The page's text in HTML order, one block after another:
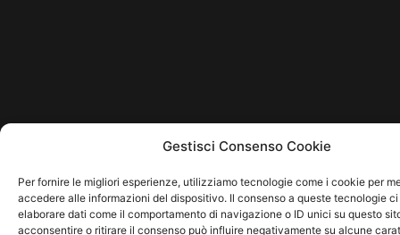
Gestisci Consenso Cookie
Per fornire le migliori esperienze, utilizziamo tecnologie come i cookie per
accedere alle informazioni del dispositivo. Il consenso a queste tecnologie
elaborare dati come il comportamento di navigazione o ID unici su questo
acconsentire o ritirare il consenso può influire negativamente su alcune